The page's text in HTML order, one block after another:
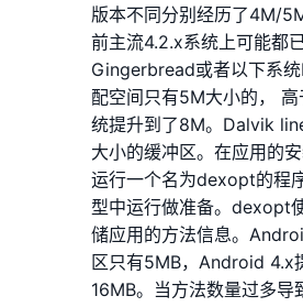
版本不同分别经历了4M/
前主流4.2.x系统上可能都
Gingerbread或者以下系
配空间只有5M大小的，
统提升到了8M。Dalvik
大小的缓冲区。在应用的
运行一个名为dexopt的程
型中运行做准备。dexopt
储应用的方法信息。
区只有5MB，Android 4.x
16MB。当方法数量过多导